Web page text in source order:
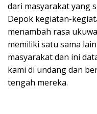
dari masyarakat yang
Depok kegiatan-
menambah rasa
memiliki satu sama
masyarakat dan ini
kami di undang dan
tengah mereka.